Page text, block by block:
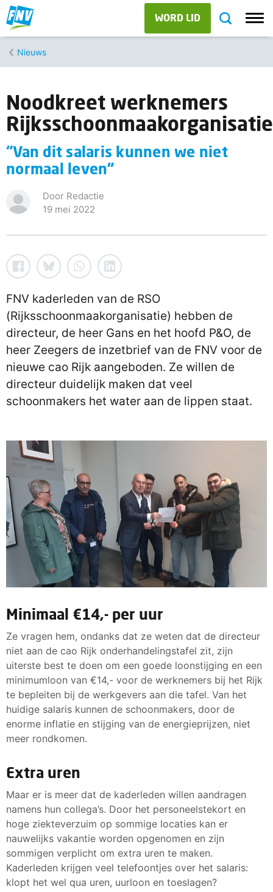
WORD LID
Nieuws
Noodkreet werknemers
Rijksschoonmaakorganisatie
“Van dit salaris kunnen we niet
normaal leven”
Door Redactie
19 mei 2022
FNV kaderleden van de RSO
(Rijksschoonmaakorganisatie) hebben de
directeur, de heer Gans en het hoofd P&O, de
heer Zeegers de inzetbrief van de FNV voor de
nieuwe cao Rijk aangeboden. Ze willen de
directeur duidelijk maken dat veel
schoonmakers het water aan de lippen staat.
Minimaal €14,- per uur
Ze vragen hem, ondanks dat ze weten dat de directeur
niet aan de cao Rijk onderhandelingstafel zit, zijn
uiterste best te doen om een goede loonstijging en een
minimumloon van €14,- voor de werknemers bij het Rijk
te bepleiten bij de werkgevers aan die tafel. Van het
huidige salaris kunnen de schoonmakers, door de
enorme inflatie en stijging van de energieprijzen, niet
meer rondkomen.
Extra uren
Maar er is meer dat de kaderleden willen aandragen
namens hun collega’s. Door het personeelstekort en
hoge ziekteverzuim op sommige locaties kan er
nauwelijks vakantie worden opgenomen en zijn
sommigen verplicht om extra uren te maken.
Kaderleden krijgen veel telefoontjes over het salaris:
klopt het wel qua uren, uurloon en toeslagen?